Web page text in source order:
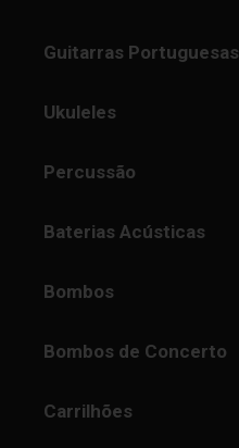
Guitarras Portuguesas
Ukuleles
Percussão
Baterias Acústicas
Bombos
Bombos de Concerto
Carrilhões